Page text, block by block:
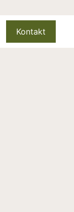
Kontakt